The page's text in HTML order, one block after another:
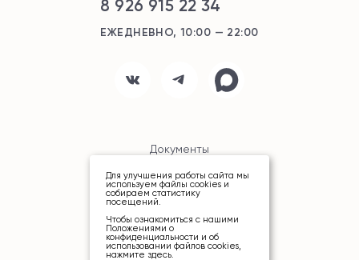
Для улучшения работы сайта мы
используем файлы cookies и
собираем статистику
посещений.
Чтобы ознакомиться с нашими
Положениями о
конфиденциальности и об
использовании файлов cookies,
нажмите здесь.
8 926 915 22 34
ЕЖЕДНЕВНО, 10:00 — 22:00
Документы
Карта сайта